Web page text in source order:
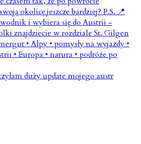
duży update mojego austr